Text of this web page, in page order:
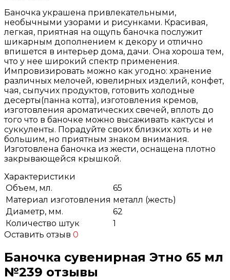
Баночка украшена привлекательными,
необычными узорами и рисунками. Красивая,
легкая, приятная на ощупь баночка послужит
шикарным дополнением к декору и отлично
впишется в интерьер дома, дачи. Она хороша тем,
что у нее широкий спектр применения.
Импровизировать можно как угодно: хранение
различных мелочей, ювелирных изделий, конфет,
чая, сыпучих продуктов, готовить холодные
десерты(панна котта), изготовления кремов,
изготовления ароматических свечей, вплоть до
того что в баночке можно высаживать кактусы и
суккуленты. Порадуйте своих близких хоть и не
большим, но приятным знаком внимания.
Изготовлена баночка из жести, оснащена плотно
закрывающейся крышкой.
Характеристики
Объем, мл.
65
Материал изготовления металл (жесть)
Диаметр, мм.
62
Количество штук
1
Оставить отзыв 0
Баночка сувенирная Этно 65 мл
№239 отзывы